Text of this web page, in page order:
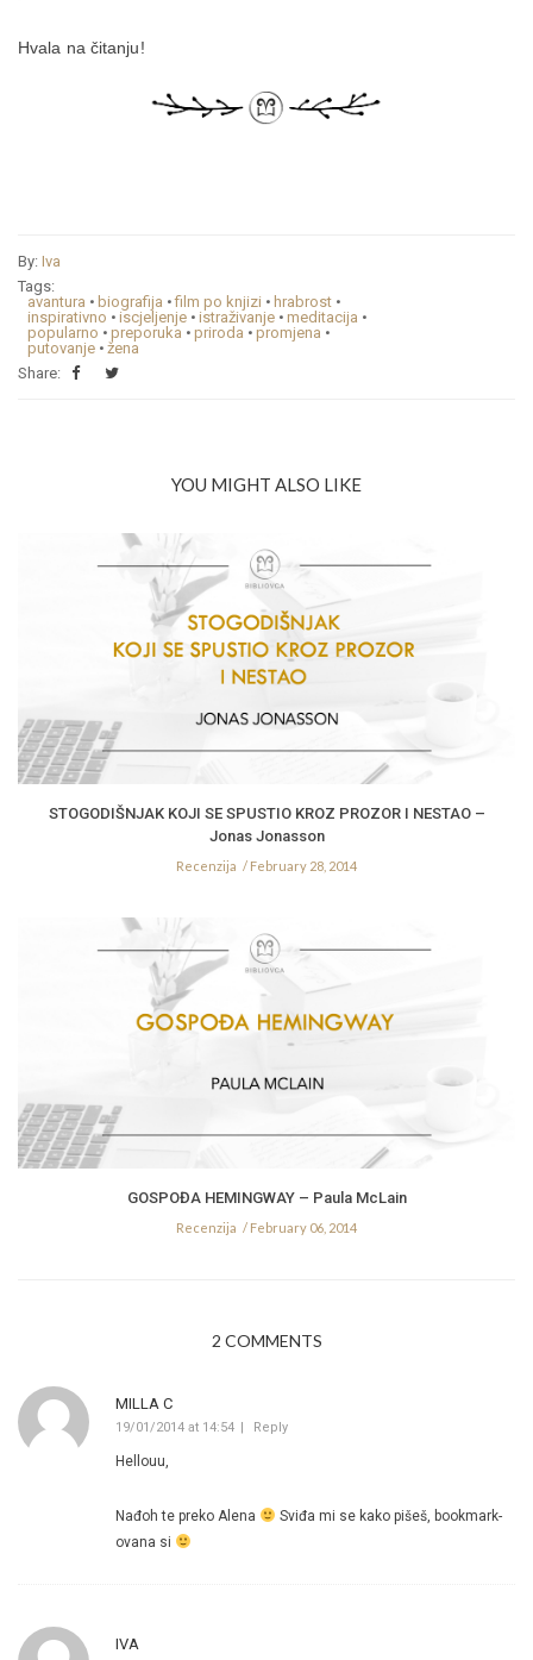
Hvala na čitanju!
By: Iva
Tags:
avantura • biografija • film po knjizi • hrabrost •
inspirativno • iscjeljenje • istraživanje • meditacija •
popularno • preporuka • priroda • promjena •
putovanje • žena
Share:
YOU MIGHT ALSO LIKE
STOGODIŠNJAK KOJI SE SPUSTIO KROZ PROZOR I NESTAO –
Jonas Jonasson
Recenzija February 28, 2014
GOSPOĐA HEMINGWAY – Paula McLain
Recenzija February 06, 2014
2 COMMENTS
MILLA C
19/01/2014 at 14:54 Reply
Hellouu,
Nađoh te preko Alena
Sviđa mi se kako pišeš, bookmark-
ovana si
IVA